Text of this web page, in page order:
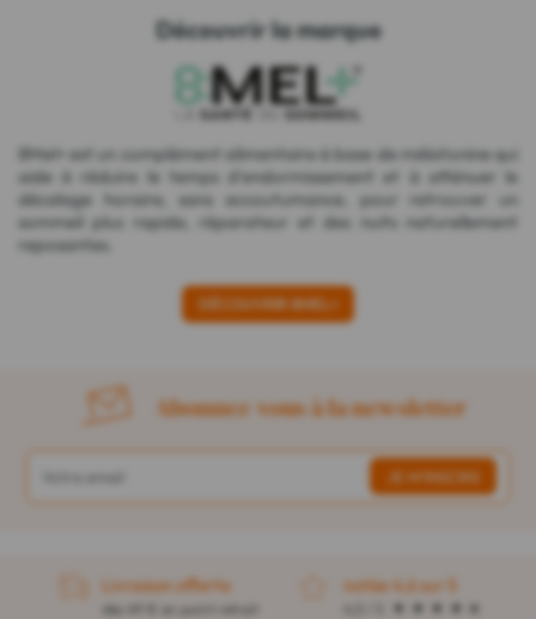
Découvrir la marque
8Mel+ est un complément alimentaire à base de mélatonine qui
aide à réduire le temps d'endormissement et à atténuer le
décalage horaire, sans accoutumance, pour retrouver un
sommeil plus rapide, réparateur et des nuits naturellement
reposantes.
DÉCOUVRIR 8MEL+
Abonnez-vous à la newsletter
Livraison offerte
dès 49 € en point retrait
notée 4,6 sur 5